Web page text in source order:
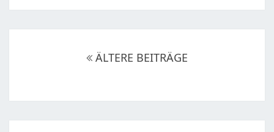
ÄLTERE BEITRÄGE